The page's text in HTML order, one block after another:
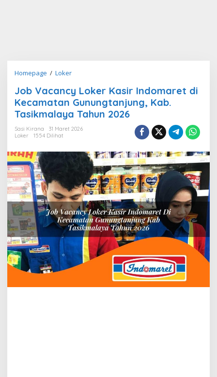
Homepage / LokerJob
Loker
Kasir
Indomaret
Kecamatan
Kab.
Tasikmalaya
Tahun
Job Vacancy Loker Kasir Indomaret di
Kecamatan Gunungtanjung, Kab.
Tasikmalaya Tahun 2026
Sasi Kirana
31 Maret 2026
Loker
1554 Dilihat